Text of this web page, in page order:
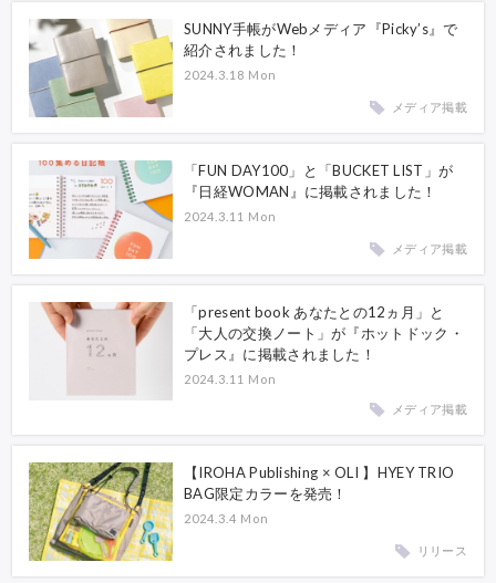
SUNNY手帳がWebメディア『Picky’s』で
紹介されました！
2024.3.18 Mon
メディア掲載
「FUN DAY100」と「BUCKET LIST」が
『日経WOMAN』に掲載されました！
2024.3.11 Mon
メディア掲載
「present book あなたとの12ヵ月」と
「大人の交換ノート」が『ホットドック・
プレス』に掲載されました！
2024.3.11 Mon
メディア掲載
【IROHA Publishing × OLI 】HYEY TRIO
BAG限定カラーを発売！
2024.3.4 Mon
リリース